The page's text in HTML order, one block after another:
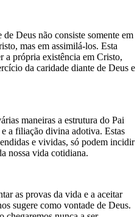
Deus não consiste somente em
mas em assimilá-los. Esta
a própria existência em Cristo,
da caridade diante de Deus e
maneiras a estrutura do Pai
a filiação divina adotiva. Estas
e vividas, só podem incidir
nossa vida cotidiana.
as provas da vida e a aceitar
sugere como vontade de Deus.